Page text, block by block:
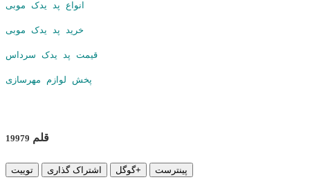
انواع پد یدک موبی
خرید پد یدک موبی
قیمت پد یدک سرداس
پخش لوازم مهرسازی
19979 قلم
توییت اشتراک گذاری گوگل+ پینترست